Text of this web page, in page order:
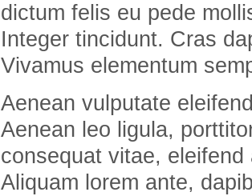
dictum felis eu pede
Integer tincidunt. Cras
Vivamus elementum
Aenean vulputate
Aenean leo ligula,
consequat vitae, eleifend
Aliquam lorem ante,